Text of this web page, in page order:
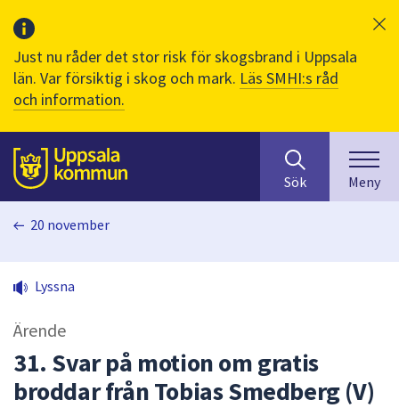
Just nu råder det stor risk för skogsbrand i Uppsala
län. Var försiktig i skog och mark. Läs SMHI:s råd
och information.
Till sidans
huvudinnehåll
efter
innehåll
på
sökfältet
kommer
sökförslag
Sök Meny
20 november
Lyssna
Ärende
31. Svar på motion om gratis
broddar från Tobias Smedberg (V)